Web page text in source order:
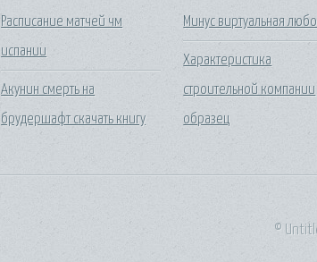
Расписание матчей чм
испании
Акунин смерть на
брудершафт скачать книгу
Минус виртуальная
Характеристика
строительной компании
образец
©